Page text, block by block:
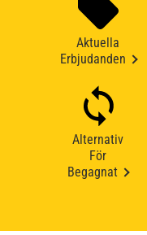
Aktuella
Erbjudanden
Alternativ
För
Begagnat